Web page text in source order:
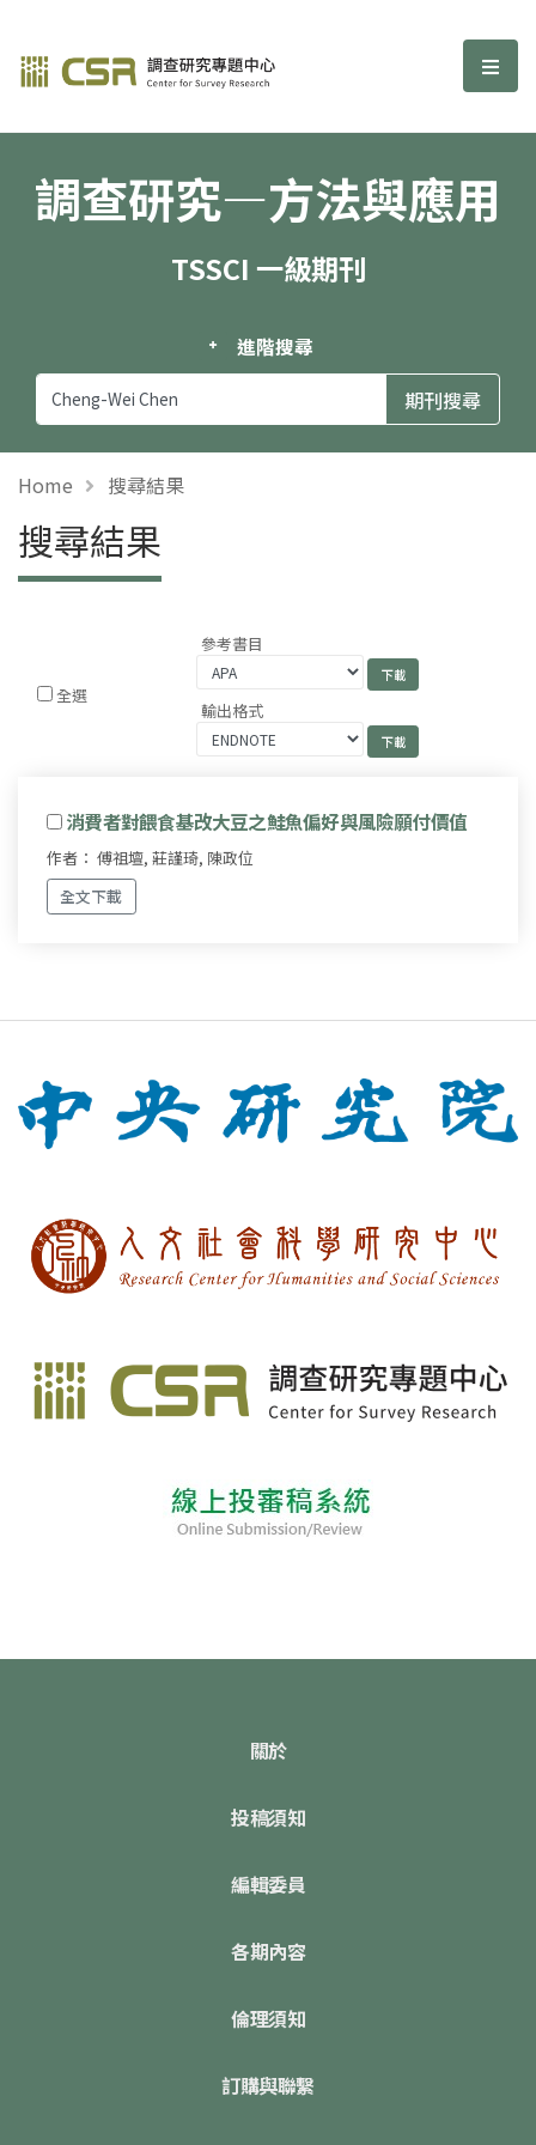
調查研究—方法與應用期刊 選
調查研究—方法與應用
TSSCI 一級期刊
進階搜尋
Home 搜尋結果
搜尋結果
全選
參考書目
輸出格式
消費者對餵食基改大豆之鮭魚偏好與風險願付價值
作者： 傅祖壇, 莊謹琦, 陳政位
全文下載
關於
投稿須知
編輯委員
各期內容
倫理須知
訂購與聯繫